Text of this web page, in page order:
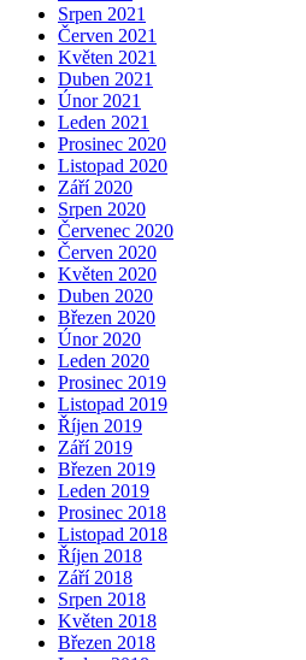
Srpen 2021
Červen 2021
Květen 2021
Duben 2021
Únor 2021
Leden 2021
Prosinec 2020
Listopad 2020
Září 2020
Srpen 2020
Červenec 2020
Červen 2020
Květen 2020
Duben 2020
Březen 2020
Únor 2020
Leden 2020
Prosinec 2019
Listopad 2019
Říjen 2019
Září 2019
Březen 2019
Leden 2019
Prosinec 2018
Listopad 2018
Říjen 2018
Září 2018
Srpen 2018
Květen 2018
Březen 2018